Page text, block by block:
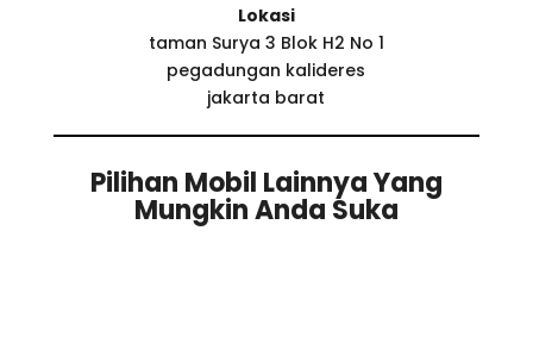
Lokasi
taman Surya 3 Blok H2 No 1
pegadungan kalideres
jakarta barat
Pilihan Mobil Lainnya Yang
Mungkin Anda Suka